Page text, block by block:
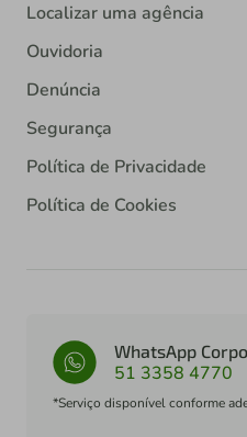
Localizar uma agência
Ouvidoria
Denúncia
Segurança
Política de Privacidade
Política de Cookies
WhatsApp
51 3358 4770
*Serviço disponível conforme